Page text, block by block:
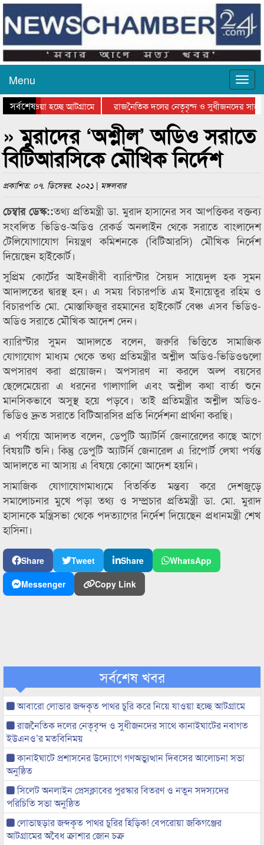
Menu
সর্বশেষ
যাওয়া হচ্ছে আটগ্রামে
রাজনৈতিক দলের নেতৃবৃন্দ ও সুধীজনদের সাথে
সিলেটে বাংলাদেশ গ্রুপ থিয়েটার
» মুরাদের ‘অশ্লীল’ অডিও সরাতে
বিটিআরসিকে মৌখিক নির্দেশ
প্রকাশিত: ০৭. ডিসেম্বর. ২০২১ | মঙ্গলবার
চেম্বার ডেস্ক::তথ্য প্রতিমন্ত্রী ডা. মুরাদ হাসানের সব আপত্তিকর বক্তব্য
সংবলিত ভিডিও-অডিও রেকর্ড অনলাইন থেকে সরাতে বাংলাদেশ
টেলিযোগাযোগ নিয়ন্ত্রণ কমিশনকে (বিটিআরসি) মৌখিক নির্দেশ
দিয়েছেন হাইকোর্ট।
সুপ্রিম কোর্টের আইনজীবী ব্যারিস্টার সৈয়দ সায়েদুল হক সুমন
আদালতের দ্বারস্থ হন। এ সময় বিচারপতি এম ইনায়েতুর রহিম ও
বিচারপতি মো. মোস্তাফিজুর রহমানের হাইকোর্ট বেঞ্চ এসব ভিডিও-
অডিও সরাতে মৌখিক আদেশ দেন।
ব্যারিস্টার সুমন আদালতে বলেন, জরুরি ভিত্তিতে সামাজিক
যোগাযোগ মাধ্যম থেকে তথ্য প্রতিমন্ত্রীর অশ্লীল অডিও-ভিডিওগুলো
অপসারণ করা প্রয়োজন। অপসারণ না করলে অল্প বয়সের
ছেলেমেয়েরা এ ধরনের গালাগালি এবং অশ্লীল কথা বার্তা শুনে
মানসিকভাবে অসুস্থ হয়ে পড়বে। তাই প্রতিমন্ত্রীর অশ্লীল অডিও-
ভিডিও দ্রুত সরাতে বিটিআরসির প্রতি নির্দেশনা প্রার্থনা করছি।
এ পর্যায়ে আদালত বলেন, ডেপুটি অ্যাটর্নি জেনারেলের কাছে আগে
বিষয়টি শুনি। কিন্তু ডেপুটি অ্যাটর্নি জেনারেল এ রিপোর্ট লেখা পর্যন্ত
আদালতে না আসায় এ বিষয়ে কোনো আদেশ হয়নি।
সামাজিক যোগাযোগমাধ্যমে বিতর্কিত মন্তব্য করে দেশজুড়ে
সমালোচনার মুখে পড়া তথ্য ও সম্প্রচার প্রতিমন্ত্রী ডা. মো. মুরাদ
হাসানকে মন্ত্রিসভা থেকে পদত্যাগের নির্দেশ দিয়েছেন প্রধানমন্ত্রী শেখ
হাসিনা।
Share Tweet Share
WhatsApp
Messenger
Copy Link
সর্বশেষ খবর
আবারো লোভার জব্দকৃত পাথর চুরি করে নিয়ে যাওয়া হচ্ছে আটগ্রামে
রাজনৈতিক দলের নেতৃবৃন্দ ও সুধীজনদের সাথে কানাইঘাটের নবাগত
ইউএনও’র মতবিনিময়
কানাইঘাটে প্রশাসনের উদ্যোগে গণঅভ্যুত্থান দিবসের আলোচনা সভা
অনুষ্ঠিত
সিলেট অনলাইন প্রেসক্লাবের পুরস্কার বিতরণ ও নতুন সদস্যদের
পরিচিতি সভা অনুষ্ঠিত
লোভাছড়ার জব্দকৃত পাথর চুরির হিড়িক! বেপরোয়া জকিগঞ্জের
আটগ্রামের অবৈধ ক্রাশার জোন চক্র